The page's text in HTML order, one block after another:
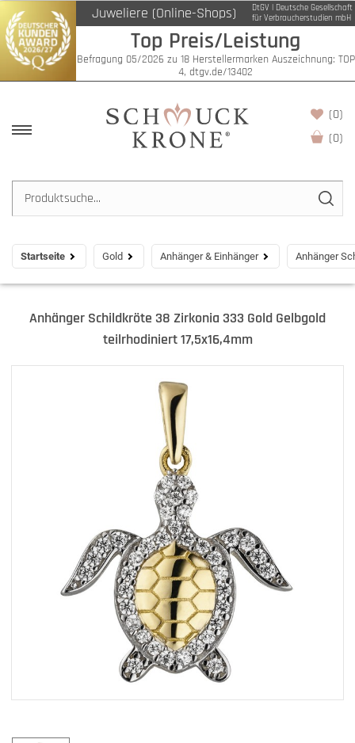
Juweliere (Online-Shops)
DtGV | Deutsche Gesellschaft
für Verbraucherstudien mbH
Top Preis/Leistung
Befragung 05/2026 zu 18 Herstellermarken Auszeichnung: TOP
4, dtgv.de/13402
(0)
(0)
Startseite Gold Anhänger & Einhänger Anhänger
Anhänger Schildkröte 38 Zirkonia 333 Gold Gelbgold
teilrhodiniert 17,5x16,4mm